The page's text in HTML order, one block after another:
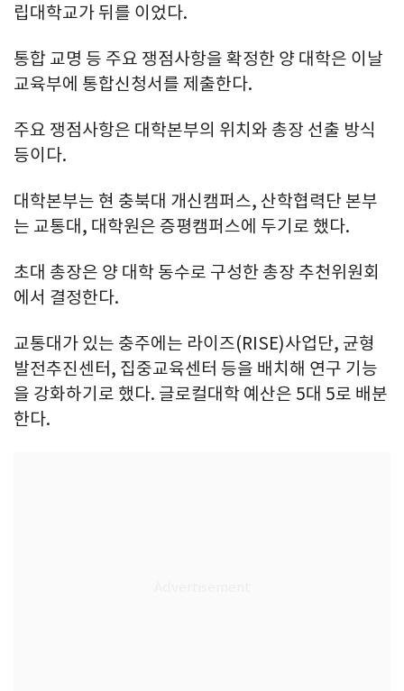
립대학교가 뒤를 이었다.
통합 교명 등 주요 쟁점사항을 확정한 양 대학은 이날
교육부에 통합신청서를 제출한다.
주요 쟁점사항은 대학본부의 위치와 총장 선출 방식
등이다.
대학본부는 현 충북대 개신캠퍼스, 산학협력단 본부
는 교통대, 대학원은 증평캠퍼스에 두기로 했다.
초대 총장은 양 대학 동수로 구성한 총장 추천위원회
에서 결정한다.
교통대가 있는 충주에는 라이즈(RISE)사업단, 균형
발전추진센터, 집중교육센터 등을 배치해 연구 기능
을 강화하기로 했다. 글로컬대학 예산은 5대 5로 배분
한다.